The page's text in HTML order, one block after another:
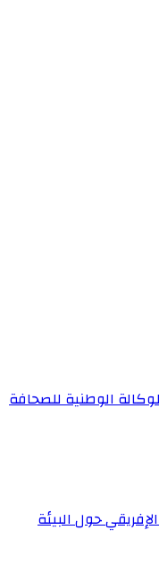
الوطنية للصحافة
حول البيئة